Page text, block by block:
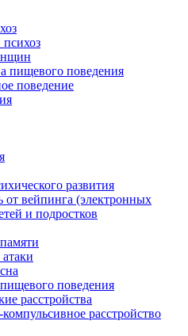
пищевого поведения
поведение
развития
от вейпинга (электронных
и подростков
поведения
расстройства
расстройство